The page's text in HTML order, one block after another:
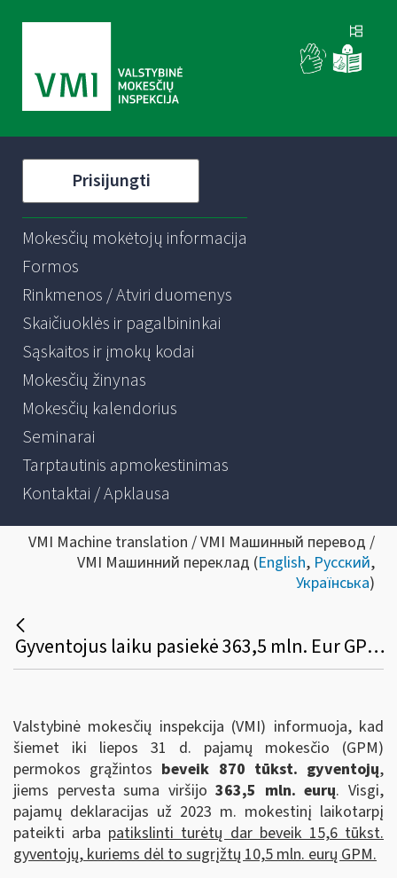
Prisijungti
Mokesčių mokėtojų informacija
Formos
Rinkmenos / Atviri duomenys
Skaičiuoklės ir pagalbininkai
Sąskaitos ir įmokų kodai
Mokesčių žinynas
Mokesčių kalendorius
Seminarai
Tarptautinis apmokestinimas
Kontaktai / Apklausa
VMI Machine translation / VMI Машинный перевод /
VMI Машинний переклад (English, Русский,
Українська)
Gyventojus laiku pasiekė 363,5 mln. Eur GPM permokų
Valstybinė mokesčių inspekcija (VMI) informuoja, kad
šiemet iki liepos 31 d. pajamų mokesčio (GPM)
permokos grąžintos beveik 870 tūkst. gyventojų,
jiems pervesta suma viršijo363,5 mln. eurų. Visgi,
pajamų deklaracijas už 2023 m. mokestinį laikotarpį
pateikti arba patikslinti turėtų dar beveik 15,6 tūkst.
gyventojų, kuriems dėl to sugrįžtų 10,5 mln. eurų GPM.